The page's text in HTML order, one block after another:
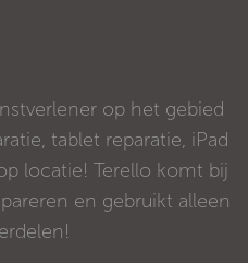
op het gebied
tablet reparatie, iPad
locatie! Terello komt bij
en gebruikt alleen